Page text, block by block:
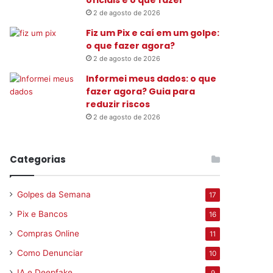
2 de agosto de 2026
Fiz um Pix e caí em um golpe:
o que fazer agora?
2 de agosto de 2026
Informei meus dados: o que
fazer agora? Guia para
reduzir riscos
2 de agosto de 2026
Categorias
Golpes da Semana 17
Pix e Bancos 16
Compras Online 11
Como Denunciar 10